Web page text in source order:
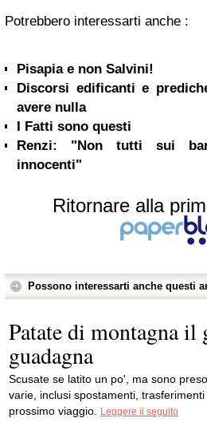
Potrebbero interessarti anche :
Pisapia e non Salvini!
Discorsi edificanti e
avere nulla
I Fatti sono questi
Renzi: "Non tutti sui
innocenti"
Ritornare alla
Possono interessarti anche questi
Patate di montagna il
guadagna
Scusate se latito un po', ma sono
varie, inclusi spostamenti,
prossimo viaggio.
Leggere il seguito